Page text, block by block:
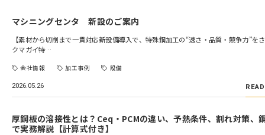
マシニングセンタ 新設のご案内
【素材から切削まで一貫対応――新設備導入で、特殊鋼加工の“速さ・品質・競争力”を
クマガイ特…
会社情報 加工事例 設備
2026.05.26
厚鋼板の溶接性とは？Ceq・PCMの違い、予熱条件、割れ対策、
で実務解説【計算式付き】